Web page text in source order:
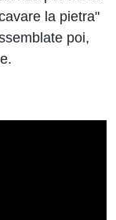
la pietra"
poi,